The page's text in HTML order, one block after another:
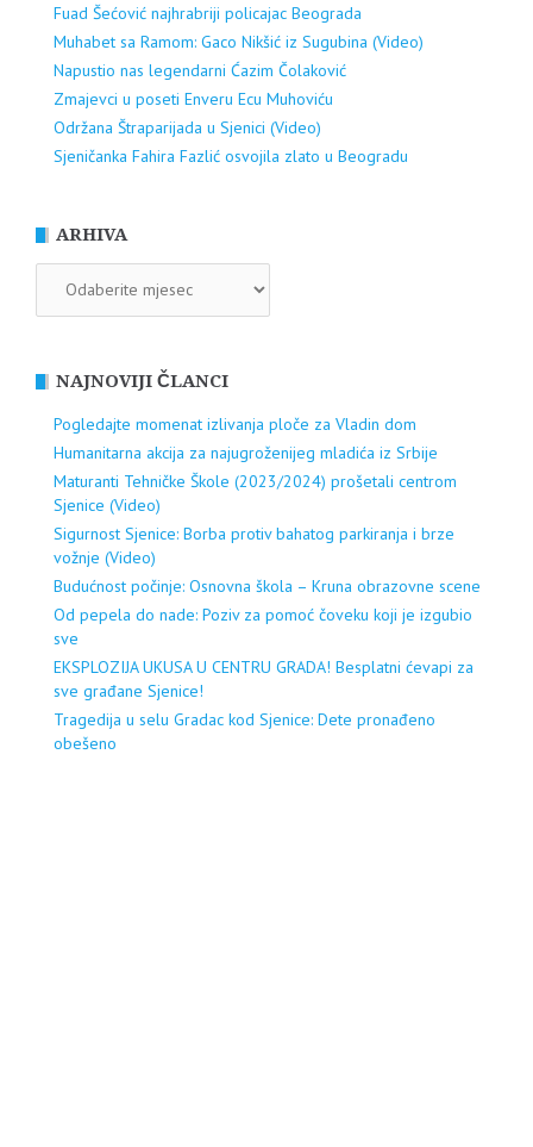
Fuad Šećović najhrabriji policajac Beograda
Muhabet sa Ramom: Gaco Nikšić iz Sugubina (Video)
Napustio nas legendarni Ćazim Čolaković
Zmajevci u poseti Enveru Ecu Muhoviću
Održana Štraparijada u Sjenici (Video)
Sjeničanka Fahira Fazlić osvojila zlato u Beogradu
ARHIVA
NAJNOVIJI ČLANCI
Pogledajte momenat izlivanja ploče za Vladin dom
Humanitarna akcija za najugroženijeg mladića iz Srbije
Maturanti Tehničke Škole (2023/2024) prošetali centrom
Sjenice (Video)
Sigurnost Sjenice: Borba protiv bahatog parkiranja i brze
vožnje (Video)
Budućnost počinje: Osnovna škola – Kruna obrazovne scene
Od pepela do nade: Poziv za pomoć čoveku koji je izgubio
sve
EKSPLOZIJA UKUSA U CENTRU GRADA! Besplatni ćevapi za
sve građane Sjenice!
Tragedija u selu Gradac kod Sjenice: Dete pronađeno
obešeno